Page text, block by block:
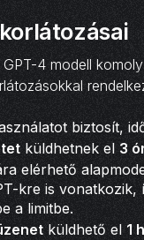
4 modell
biztosít,
küldhetnek el 3
elérhető
kre is
a limitbe.
küldhető el 1